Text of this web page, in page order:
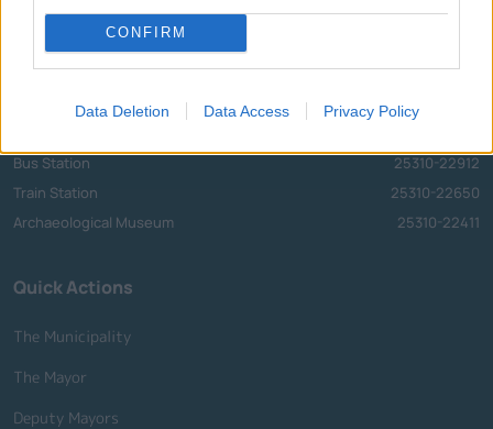
CONFIRM
Data Deletion Data Access Privacy Policy
Mayor's Office
25310-82177
Citizens' Service Centre (C.S.C.)
Center for Open Protection of the Elderly (C.O.P.E.)
25310-22797
25310-22222
Bus Station
25310-22912
Train Station
25310-22650
Archaeological Museum
25310-22411
Quick Actions
The Municipality
The Mayor
Deputy Mayors